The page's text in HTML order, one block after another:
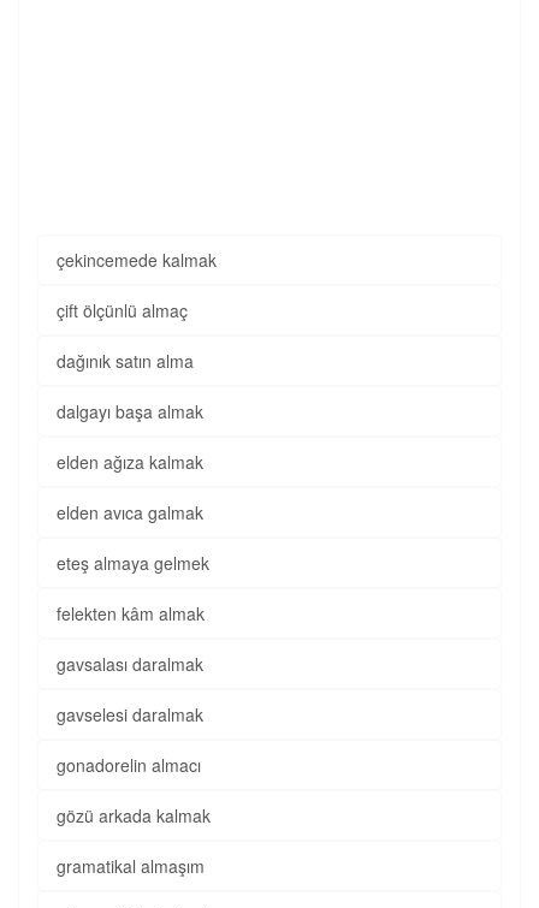
çekincemede kalmak
çift ölçünlü almaç
dağınık satın alma
dalgayı başa almak
elden ağıza kalmak
elden avıca galmak
eteş almaya gelmek
felekten kâm almak
gavsalası daralmak
gavselesi daralmak
gonadorelin almacı
gözü arkada kalmak
gramatikal almaşım